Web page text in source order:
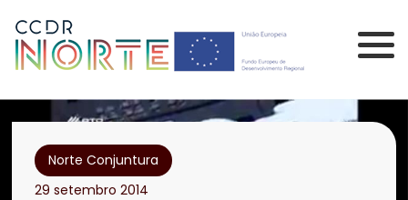
Comissão de
Norte Conjuntura
29 setembro 2014